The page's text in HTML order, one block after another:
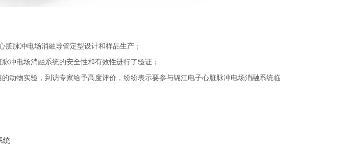
脏脉冲电场消融导管定型设计和样品生产；
冲电场消融系统的安全性和有效性进行了验证；
动物实验，到访专家给予高度评价，纷纷表示要参与锦江电子心脏脉冲电场消融系统临
统